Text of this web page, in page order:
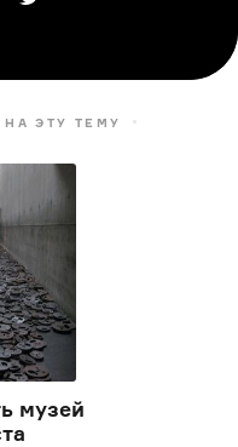
ЭТУ ТЕМУ
музей